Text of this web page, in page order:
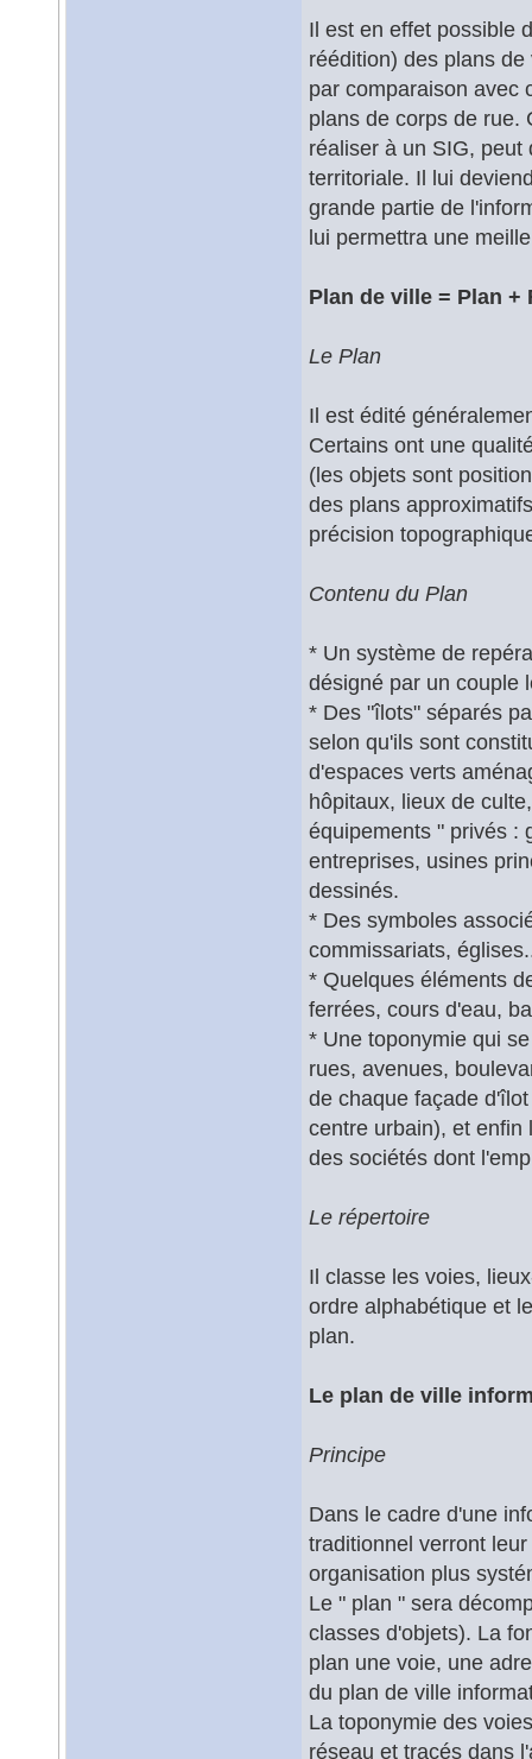
Il est en effet possible
réédition) des plans
par comparaison avec
plans de corps de rue.
réaliser à un SIG,
territoriale. Il lui
grande partie de
lui permettra une
Plan de ville = Plan +
Le Plan
Il est édité
Certains ont une
(les objets sont
des plans
précision
Contenu du Plan
* Un système de
désigné par un couple
* Des "îlots" séparés
selon qu'ils sont
d'espaces verts
hôpitaux, lieux de
équipements " privés :
entreprises, usines
dessinés.
* Des symboles
commissariats,
* Quelques éléments
ferrées, cours d'eau,
* Une toponymie qui
rues, avenues,
de chaque façade
centre urbain), et enfin
des sociétés dont
Le répertoire
Il classe les voies,
ordre alphabétique et
plan.
Le plan de ville
Principe
Dans le cadre d'une
traditionnel verront
organisation plus
Le " plan " sera
classes d'objets). La
plan une voie, une
du plan de ville
La toponymie des
réseau et tracés dans